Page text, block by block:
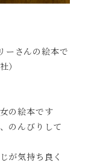
ーさんの絵本で
）
の絵本です
のんびりして
が気持ち良く